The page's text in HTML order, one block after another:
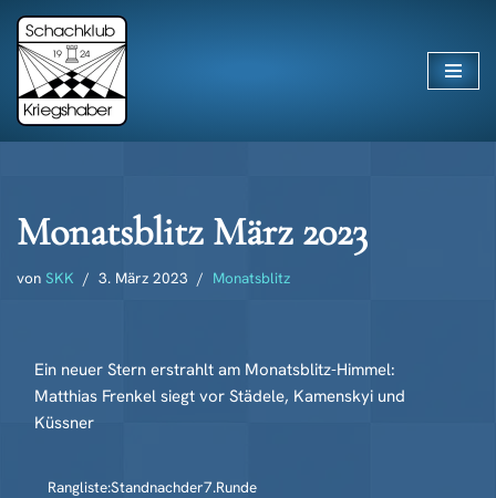
Zum
Inhalt
springen
Monatsblitz März 2023
von SKK 3. März 2023 Monatsblitz
Ein neuer Stern erstrahlt am Monatsblitz-Himmel:
Matthias Frenkel siegt vor Städele, Kamenskyi und
Küssner
Rangliste:Standnachder7.Runde